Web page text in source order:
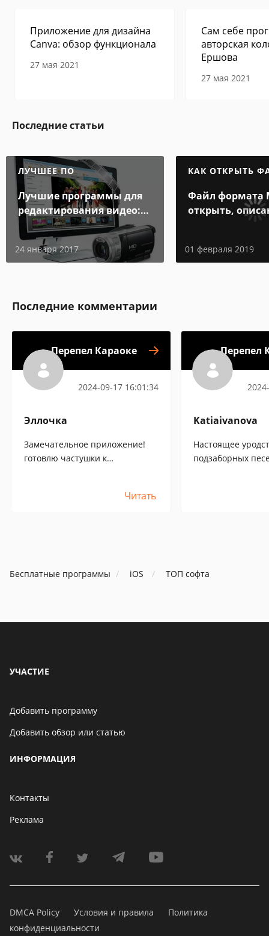
Приложение для дизайна
Canva: обзор функционала
27 мая 2021
Сам себе
авторская
Ершова
27 мая 2021
Последние статьи
ЛУЧШЕЕ ПО
Лучшие программы для
редактирования видео:
подробные обзоры
24 января 2017
КАК ОТКРЫТЬ
Файл формата
открыть,
01 февраля 2019
Последние комментарии
Перепел Караоке
2024-09-17 16:01:34
Эллочка
Замечательное приложение!
готовлю частушки к
Читать
Перепел
Katiaivanova
Настоящее
подзаборных
Бесплатные программы iOS ТОП софта
УЧАСТИЕ
Добавить программу
Добавить обзор или статью
ИНФОРМАЦИЯ
Контакты
Реклама
DMCA Policy Условия и правила
Политика
конфиденциальности